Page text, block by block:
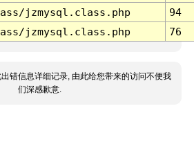
jzmysql.class.php
94
jzmysql.class.php 76
错信息详细记录, 由此给您带来的访问不便我
们深感歉意.